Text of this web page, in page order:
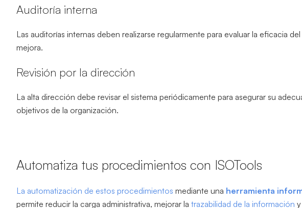
Auditoría interna
Las auditorías internas deben realizarse regularmente para evaluar la eficacia
mejora.
Revisión por la dirección
La alta dirección debe revisar el sistema periódicamente para asegurar su
objetivos de la organización.
Automatiza tus procedimientos con ISOTools
La automatización de estos procedimientos mediante una herramienta
permite reducir la carga administrativa, mejorar la trazabilidad de la información